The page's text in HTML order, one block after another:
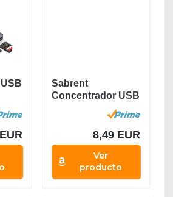
C
Sabrent
Concentrador USB
3.0 con 4 Puertos
8,49 EUR
Ver
producto